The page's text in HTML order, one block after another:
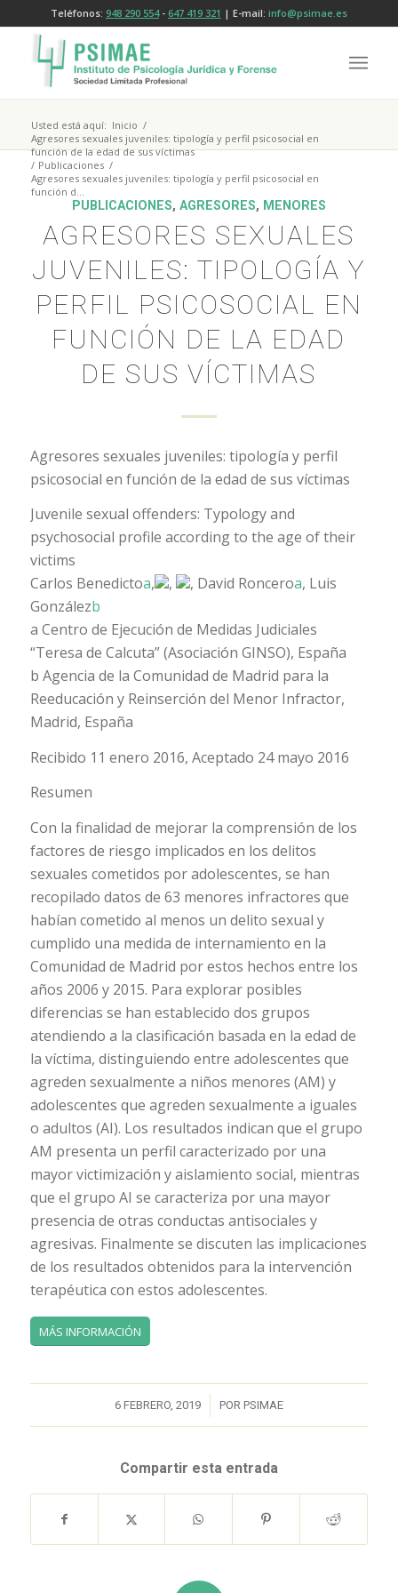
Teléfonos: 948 290 554- 647 419 321 | E-mail: info@psimae.es
Usted está aquí: Inicio /
Agresores sexuales juveniles: tipología y perfil psicosocial en
función de la edad de sus víctimas
/ Publicaciones /
Agresores sexuales juveniles: tipología y perfil psicosocial en
función d...
PUBLICACIONES, AGRESORES, MENORES
AGRESORES SEXUALES
JUVENILES: TIPOLOGÍA Y
PERFIL PSICOSOCIAL EN
FUNCIÓN DE LA EDAD
DE SUS VÍCTIMAS
Agresores sexuales juveniles: tipología y perfil
psicosocial en función de la edad de sus víctimas
Juvenile sexual offenders: Typology and
psychosocial profile according to the age of their
victims
Carlos Benedictoa, , , David Ronceroa, Luis
Gonzálezb
a Centro de Ejecución de Medidas Judiciales
“Teresa de Calcuta” (Asociación GINSO), España
b Agencia de la Comunidad de Madrid para la
Reeducación y Reinserción del Menor Infractor,
Madrid, España
Recibido 11 enero 2016, Aceptado 24 mayo 2016
Resumen
Con la finalidad de mejorar la comprensión de los
factores de riesgo implicados en los delitos
sexuales cometidos por adolescentes, se han
recopilado datos de 63 menores infractores que
habían cometido al menos un delito sexual y
cumplido una medida de internamiento en la
Comunidad de Madrid por estos hechos entre los
años 2006 y 2015. Para explorar posibles
diferencias se han establecido dos grupos
atendiendo a la clasificación basada en la edad de
la víctima, distinguiendo entre adolescentes que
agreden sexualmente a niños menores (AM) y
adolescentes que agreden sexualmente a iguales
o adultos (AI). Los resultados indican que el grupo
AM presenta un perfil caracterizado por una
mayor victimización y aislamiento social, mientras
que el grupo AI se caracteriza por una mayor
presencia de otras conductas antisociales y
agresivas. Finalmente se discuten las implicaciones
de los resultados obtenidos para la intervención
terapéutica con estos adolescentes.
MÁS INFORMACIÓN
6 FEBRERO, 2019
/ POR PSIMAE
Compartir esta entrada